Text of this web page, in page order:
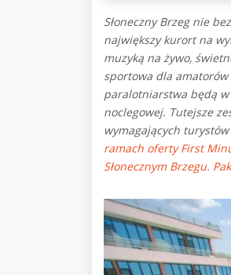
Słoneczny Brzeg nie
największy kurort na
muzyką na żywo,
sportowa dla
paralotniarstwa będą
noclegowej. Tutejsze
wymagających
ramach oferty First
Słonecznym Brzegu.